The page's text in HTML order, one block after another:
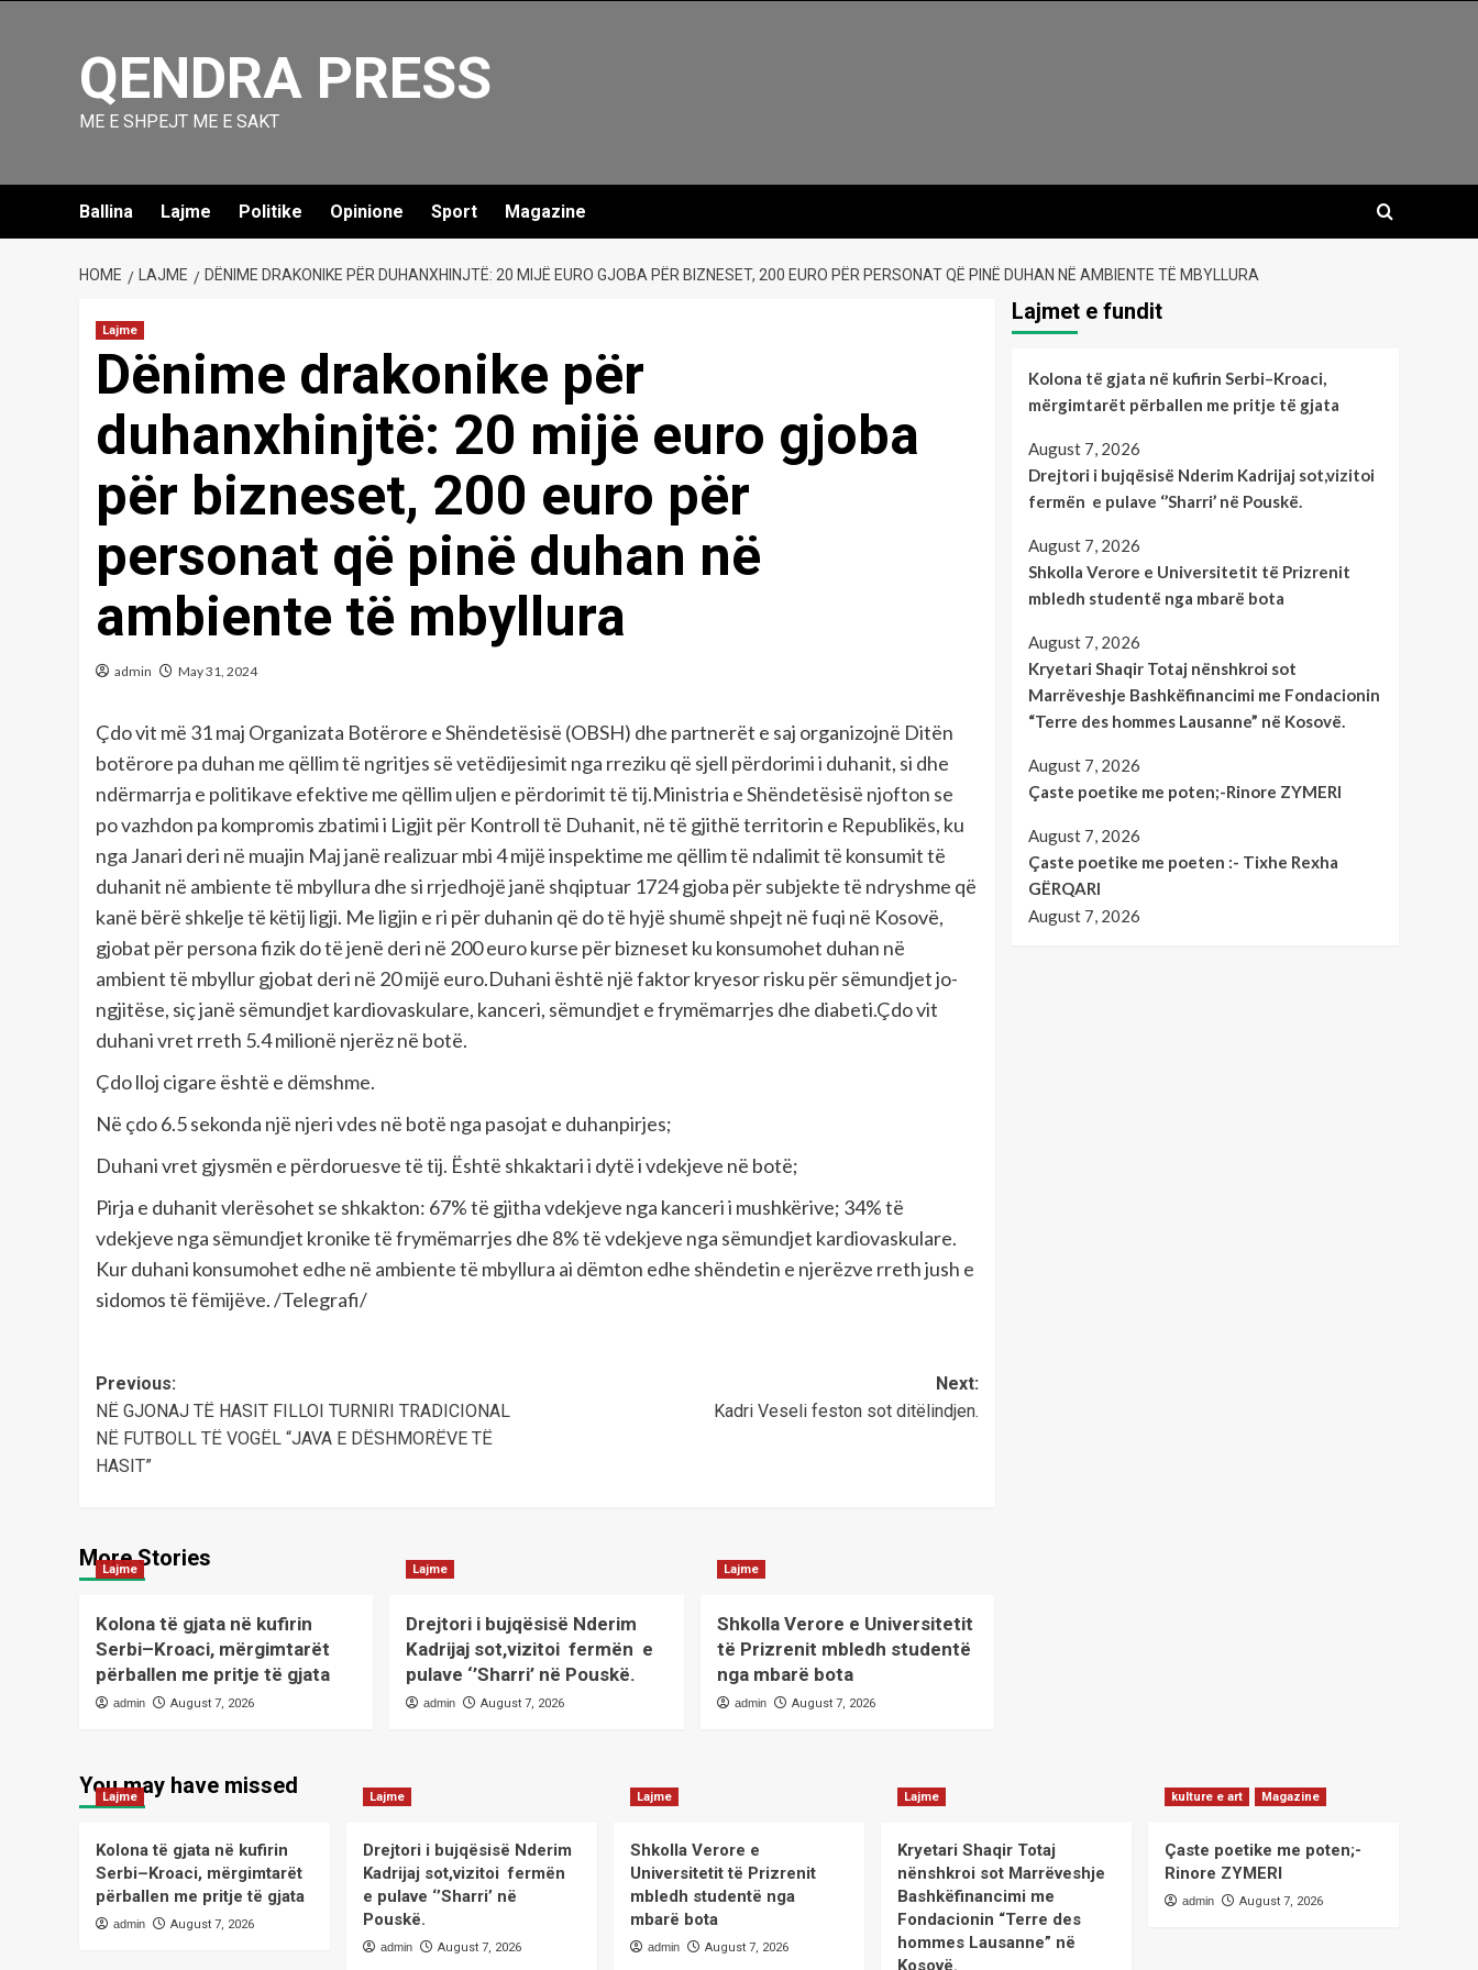
QENDRA PRESS
ME E SHPEJT ME E SAKT
Ballina Lajme Politike Opinione Sport Magazine
HOME LAJME DËNIME DRAKONIKE PËR DUHANXHINJTË: 20 MIJË EURO GJOBA PËR BIZNESET, 200 EURO PËR PERSONAT QË PINË DUHAN NË AMBIENTE TË MBYLLURA
Lajme
Dënime drakonike për
duhanxhinjtë: 20 mijë euro gjoba
për bizneset, 200 euro për
personat që pinë duhan në
ambiente të mbyllura
admin May 31, 2024
Çdo vit më 31 maj Organizata Botërore e Shëndetësisë (OBSH) dhe partnerët e saj organizojnë Ditën
botërore pa duhan me qëllim të ngritjes së vetëdijesimit nga rreziku që sjell përdorimi i duhanit, si dhe
ndërmarrja e politikave efektive me qëllim uljen e përdorimit të tij.Ministria e Shëndetësisë njofton se
po vazhdon pa kompromis zbatimi i Ligjit për Kontroll të Duhanit, në të gjithë territorin e Republikës, ku
nga Janari deri në muajin Maj janë realizuar mbi 4 mijë inspektime me qëllim të ndalimit të konsumit të
duhanit në ambiente të mbyllura dhe si rrjedhojë janë shqiptuar 1724 gjoba për subjekte të ndryshme që
kanë bërë shkelje të këtij ligji. Me ligjin e ri për duhanin që do të hyjë shumë shpejt në fuqi në Kosovë,
gjobat për persona fizik do të jenë deri në 200 euro kurse për bizneset ku konsumohet duhan në
ambient të mbyllur gjobat deri në 20 mijë euro.Duhani është një faktor kryesor risku për sëmundjet jo-
ngjitëse, siç janë sëmundjet kardiovaskulare, kanceri, sëmundjet e frymëmarrjes dhe diabeti.Çdo vit
duhani vret rreth 5.4 milionë njerëz në botë.
Çdo lloj cigare është e dëmshme.
Në çdo 6.5 sekonda një njeri vdes në botë nga pasojat e duhanpirjes;
Duhani vret gjysmën e përdoruesve të tij. Është shkaktari i dytë i vdekjeve në botë;
Pirja e duhanit vlerësohet se shkakton: 67% të gjitha vdekjeve nga kanceri i mushkërive; 34% të
vdekjeve nga sëmundjet kronike të frymëmarrjes dhe 8% të vdekjeve nga sëmundjet kardiovaskulare.
Kur duhani konsumohet edhe në ambiente të mbyllura ai dëmton edhe shëndetin e njerëzve rreth jush e
sidomos të fëmijëve. /Telegrafi/
Post
navigation
Previous:
NË GJONAJ TË HASIT FILLOI TURNIRI TRADICIONAL
NË FUTBOLL TË VOGËL “JAVA E DËSHMORËVE TË
HASIT”
Next:
Kadri Veseli feston sot ditëlindjen.
More Stories
Lajme
Kolona të gjata në kufirin
Serbi–Kroaci, mërgimtarët
përballen me pritje të gjata
admin August 7, 2026
Lajme
Drejtori i bujqësisë Nderim
Kadrijaj sot,vizitoi fermën e
pulave ‘’Sharri’ në Pouskë.
admin August 7, 2026
Lajme
Shkolla Verore e Universitetit
të Prizrenit mbledh studentë
nga mbarë bota
admin August 7, 2026
Lajmet e fundit
Kolona të gjata në kufirin Serbi–Kroaci,
mërgimtarët përballen me pritje të gjata
August 7, 2026
Drejtori i bujqësisë Nderim Kadrijaj sot,vizitoi
fermën e pulave ‘’Sharri’ në Pouskë.
August 7, 2026
Shkolla Verore e Universitetit të Prizrenit
mbledh studentë nga mbarë bota
August 7, 2026
Kryetari Shaqir Totaj nënshkroi sot
Marrëveshje Bashkëfinancimi me Fondacionin
“Terre des hommes Lausanne” në Kosovë.
August 7, 2026
Çaste poetike me poten;-Rinore ZYMERI
August 7, 2026
Çaste poetike me poeten :- Tixhe Rexha
GËRQARI
August 7, 2026
You may have missed
Lajme
Kolona të gjata në kufirin
Serbi–Kroaci, mërgimtarët
përballen me pritje të gjata
admin August 7, 2026
Lajme
Drejtori i bujqësisë Nderim
Kadrijaj sot,vizitoi fermën
e pulave ‘’Sharri’ në
Pouskë.
admin August 7, 2026
Lajme
Shkolla Verore e
Universitetit të Prizrenit
mbledh studentë nga
mbarë bota
admin August 7, 2026
Lajme
Kryetari Shaqir Totaj
nënshkroi sot Marrëveshje
Bashkëfinancimi me
Fondacionin “Terre des
hommes Lausanne” në
Kosovë.
kulture e art Magazine
Çaste poetike me poten;-
Rinore ZYMERI
admin August 7, 2026